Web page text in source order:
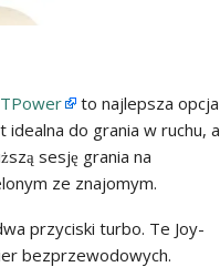
to najlepsza opcja
do grania w ruchu, a
sesję grania na
ze znajomym.
przyciski turbo. Te Joy-
bezprzewodowych.